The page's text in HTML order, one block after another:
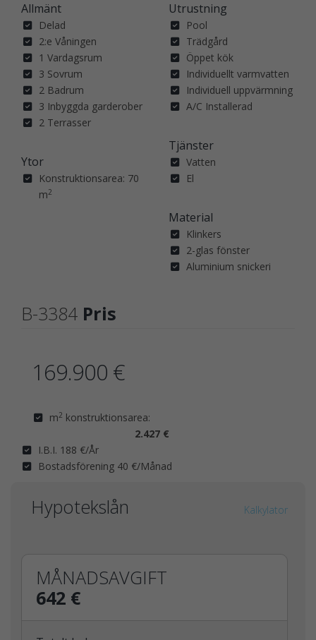
Allmänt
Delad
2:e Våningen
1 Vardagsrum
3 Sovrum
2 Badrum
3 Inbyggda garderober
2 Terrasser
Ytor
Konstruktionsarea: 70
m2
Utrustning
Pool
Trädgård
Öppet kök
Individuellt varmvatten
Individuell uppvärmning
A/C Installerad
Tjänster
Vatten
El
Material
Klinkers
2-glas fönster
Aluminium snickeri
B-3384 Pris
169.900 €
m2 konstruktionsarea:
2.427 €
I.B.I. 188 €/År
Bostadsförening 40 €/Månad
Hypotekslån Kalkylator
MÅNADSAVGIFT
642 €